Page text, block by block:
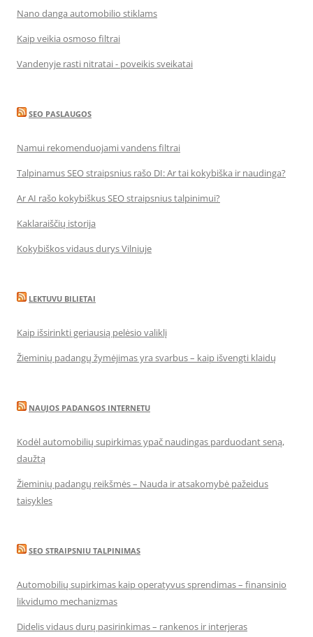
Nano danga automobilio stiklams
Kaip veikia osmoso filtrai
Vandenyje rasti nitratai - poveikis sveikatai
SEO PASLAUGOS
Namui rekomenduojami vandens filtrai
Talpinamus SEO straipsnius rašo DI: Ar tai kokybiška ir naudinga?
Ar AI rašo kokybiškus SEO straipsnius talpinimui?
Kaklaraiščių istorija
Kokybiškos vidaus durys Vilniuje
LEKTUVU BILIETAI
Kaip išsirinkti geriausią pelėsio valiklį
Žieminių padangų žymėjimas yra svarbus – kaip išvengti klaidų
NAUJOS PADANGOS INTERNETU
Kodėl automobilių supirkimas ypač naudingas parduodant seną,
daužtą
Žieminių padangų reikšmės – Nauda ir atsakomybė pažeidus
taisykles
SEO STRAIPSNIU TALPINIMAS
Automobilių supirkimas kaip operatyvus sprendimas – finansinio
likvidumo mechanizmas
Didelis vidaus durų pasirinkimas – rankenos ir interjeras